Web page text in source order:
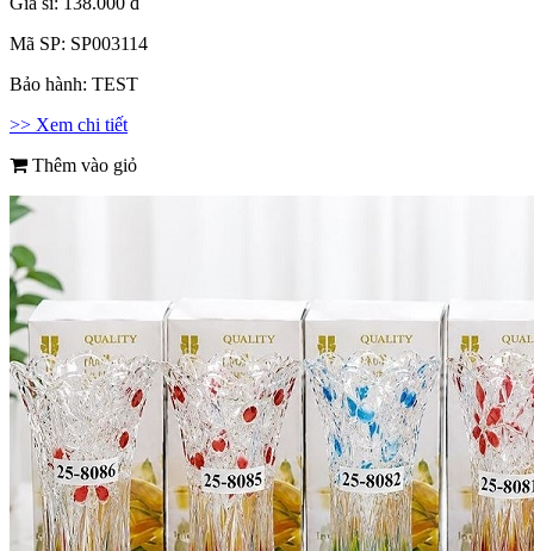
Mã SP: SP003114
Bảo hành: TEST
>> Xem chi tiết
Thêm vào giỏ